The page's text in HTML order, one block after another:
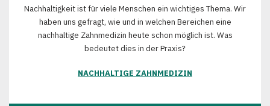
Nachhaltigkeit ist für viele Menschen ein wichtiges Thema. Wir
haben uns gefragt, wie und in welchen Bereichen eine
nachhaltige Zahnmedizin heute schon möglich ist. Was
bedeutet dies in der Praxis?
NACHHALTIGE ZAHNMEDIZIN